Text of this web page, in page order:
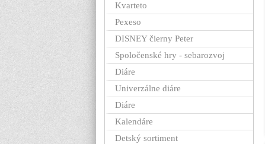
Kvarteto
Pexeso
DISNEY čierny Peter
Spoločenské hry - sebarozvoj
Diáre
Univerzálne diáre
Diáre
Kalendáre
Detský sortiment